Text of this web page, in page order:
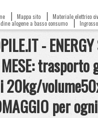
Mappa sito
Materiale elettrico
alogene a basso consumo
-
MESE:
20kg/
per